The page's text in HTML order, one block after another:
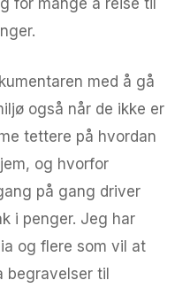
for mange å reise til
med å gå
også når de ikke er
tettere på hvordan
og hvorfor
på gang driver
i penger. Jeg har
og flere som vil at
begravelser til